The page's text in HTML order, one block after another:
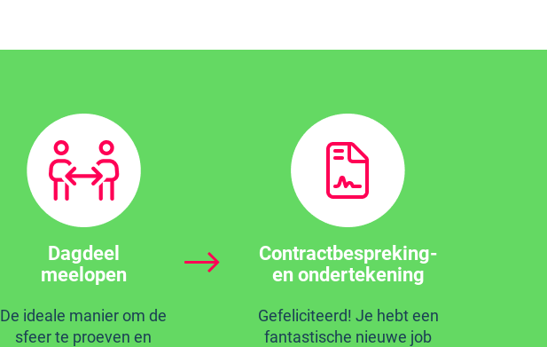
Dagdeel
meelopen
De ideale manier om de
sfeer te proeven en
Contractbespreking-
en ondertekening
Gefeliciteerd! Je hebt een
fantastische nieuwe job